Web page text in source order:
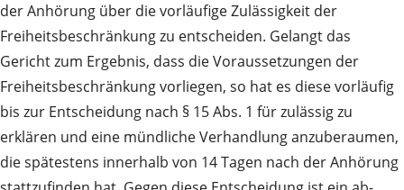
der Anhörung über die vorläufige Zulässigkeit der
Freiheitsbeschränkung zu entscheiden. Gelangt das
Gericht zum Ergebnis, dass die Voraussetzungen der
Freiheitsbeschränkung vorliegen, so hat es diese vorläufig
bis zur Entscheidung nach § 15 Abs. 1 für zulässig zu
erklären und eine mündliche Ver­hand­lung anzuberaumen,
die spätestens innerhalb von 14 Tagen nach der Anhörung